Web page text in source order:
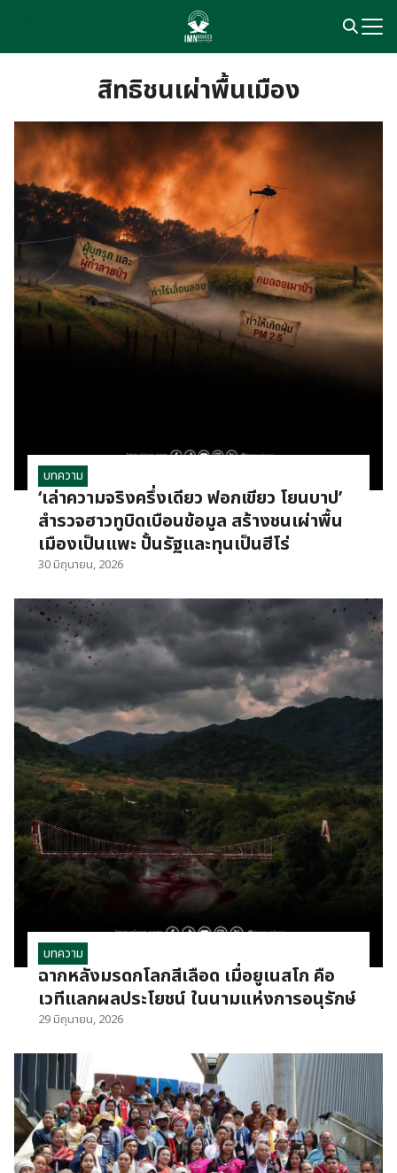
content
สิทธิชนเผ่าพื้นเมือง
บทความ
‘เล่าความจริงครึ่งเดียว ฟอกเขียว โยนบาป’
สำรวจฮาวทูบิดเบือนข้อมูล สร้างชนเผ่าพื้น
เมืองเป็นแพะ ปั้นรัฐและทุนเป็นฮีโร่
30 มิถุนายน, 2026
บทความ
ฉากหลังมรดกโลกสีเลือด เมื่อยูเนสโก คือ
เวทีแลกผลประโยชน์ ในนามแห่งการอนุรักษ์
29 มิถุนายน, 2026